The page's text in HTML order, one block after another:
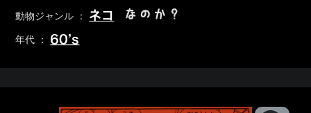
動物ジャンル ： ネコ なのか？
年代 ： 60’s